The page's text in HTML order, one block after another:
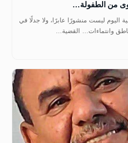
من الطفولة…
اليوم ليست منشورًا عابرًا، ولا جدلًا في
وانتماءات… القضية…